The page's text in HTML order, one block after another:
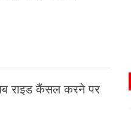
राइड कैंसल करने पर